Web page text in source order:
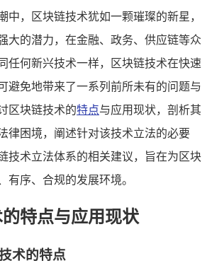
中，区块链技术犹如一颗璀璨的新星，
大的潜力，在金融、政务、供应链等众
任何新兴技术一样，区块链技术在快速
避免地带来了一系列前所未有的问题与
区块链技术的特点与应用现状，剖析其
律困境，阐述针对该技术立法的必要
技术立法体系的相关建议，旨在为区块
有序、合规的发展环境。
特点与应用现状
术的特点